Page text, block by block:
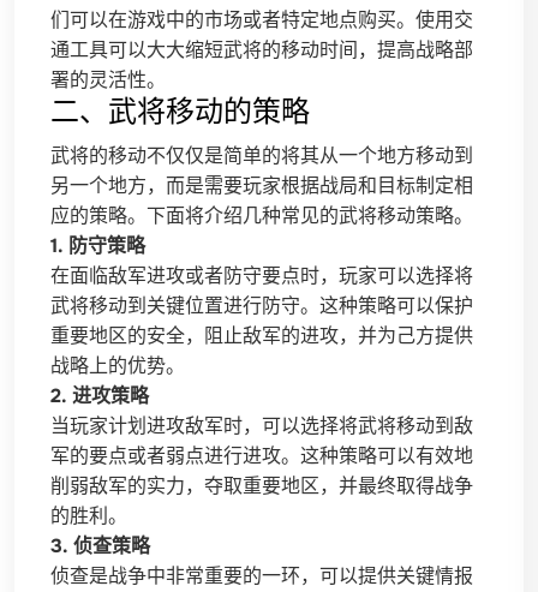
们可以在游戏中的市场或者特定地点购买。使用交
通工具可以大大缩短武将的移动时间，提高战略部
署的灵活性。
二、武将移动的策略
武将的移动不仅仅是简单的将其从一个地方移动到
另一个地方，而是需要玩家根据战局和目标制定相
应的策略。下面将介绍几种常见的武将移动策略。
1. 防守策略
在面临敌军进攻或者防守要点时，玩家可以选择将
武将移动到关键位置进行防守。这种策略可以保护
重要地区的安全，阻止敌军的进攻，并为己方提供
战略上的优势。
2. 进攻策略
当玩家计划进攻敌军时，可以选择将武将移动到敌
军的要点或者弱点进行进攻。这种策略可以有效地
削弱敌军的实力，夺取重要地区，并最终取得战争
的胜利。
3. 侦查策略
侦查是战争中非常重要的一环，可以提供关键情报